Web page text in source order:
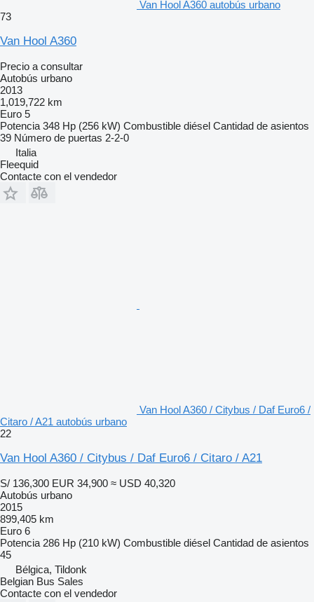
Van Hool A360 autobús urbano
73
Van Hool A360
Precio a consultar
Autobús urbano
2013
1,019,722 km
Euro 5
Potencia 348 Hp (256 kW) Combustible diésel Cantidad de asientos
39 Número de puertas 2-2-0
Italia
Fleequid
Contacte con el vendedor
Van Hool A360 / Citybus / Daf Euro6 /
Citaro / A21 autobús urbano
22
Van Hool A360 / Citybus / Daf Euro6 / Citaro / A21
S/ 136,300 EUR 34,900 ≈ USD 40,320
Autobús urbano
2015
899,405 km
Euro 6
Potencia 286 Hp (210 kW) Combustible diésel Cantidad de asientos
45
Bélgica, Tildonk
Belgian Bus Sales
Contacte con el vendedor